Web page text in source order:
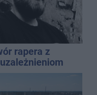
rapera z